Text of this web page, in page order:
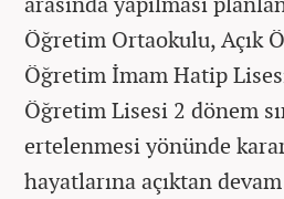
Öğretim Ortaokulu, Açık
Öğretim İmam Hatip
Öğretim Lisesi 2 dönem
ertelenmesi yönünde
hayatlarına açıktan